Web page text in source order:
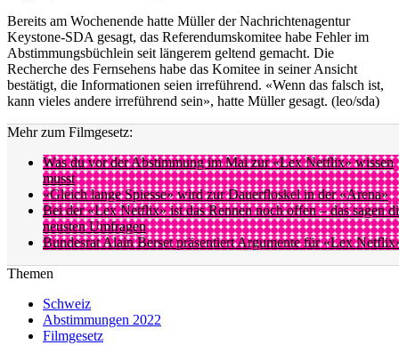
Bereits am Wochenende hatte Müller der Nachrichtenagentur
Keystone-SDA gesagt, das Referendumskomitee habe Fehler im
Abstimmungsbüchlein seit längerem geltend gemacht. Die
Recherche des Fernsehens habe das Komitee in seiner Ansicht
bestätigt, die Informationen seien irreführend. «Wenn das falsch ist,
kann vieles andere irreführend sein», hatte Müller gesagt. (leo/sda)
Mehr zum Filmgesetz:
Was du vor der Abstimmung im Mai zur «Lex Netflix» wissen
musst
«Gleich lange Spiesse» wird zur Dauerfloskel in der «Arena»
Bei der «Lex Netflix» ist das Rennen noch offen – das sagen
neusten Umfragen
Bundesrat Alain Berset präsentiert Argumente für «Lex
Themen
Schweiz
Abstimmungen 2022
Filmgesetz